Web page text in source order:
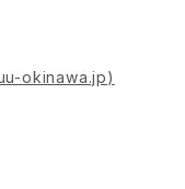
okinawa.jp)